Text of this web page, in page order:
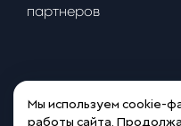
партнеров
Мы используем cookie-
работы сайта.